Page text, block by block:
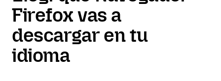
Firefox vas a
descargar en tu
idioma